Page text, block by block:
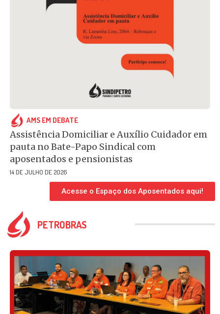
AMS EM DEBATE
Assistência Domiciliar e Auxílio Cuidador em
pauta no Bate-Papo Sindical com
aposentados e pensionistas
14 DE JULHO DE 2026
Acesse o Espaço dos Aposentados aqui!
PETROBRAS